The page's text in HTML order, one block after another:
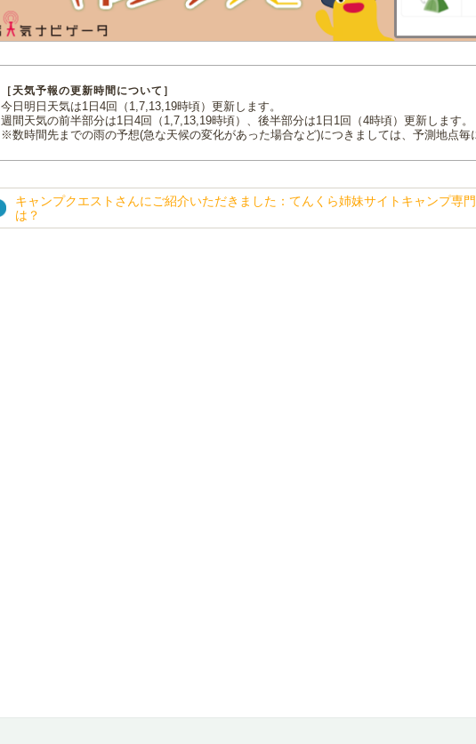
［天気予報の更新時間について］
今日明日天気は1日4回（1,7,13,19時頃）更新します。
週間天気の前半部分は1日4回（1,7,13,19時頃）、後半部分は1日1回（4時頃）更新します。
※数時間先までの雨の予想(急な天候の変化があった場合など)につきましては、予測地点毎
キャンプクエストさんにご紹介いただきました：てんくら姉妹サイトキャンプ専
は？